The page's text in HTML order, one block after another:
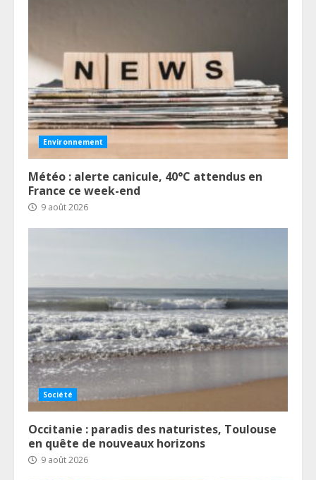
Environnement
Météo : alerte canicule, 40°C attendus en
France ce week-end
9 août 2026
Société
Occitanie : paradis des naturistes, Toulouse
en quête de nouveaux horizons
9 août 2026